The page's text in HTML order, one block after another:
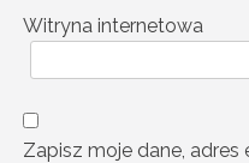
Witryna internetowa
Zapisz moje dane, adres